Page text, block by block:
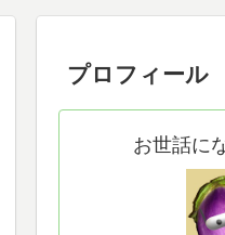
プロフィール
お世話に